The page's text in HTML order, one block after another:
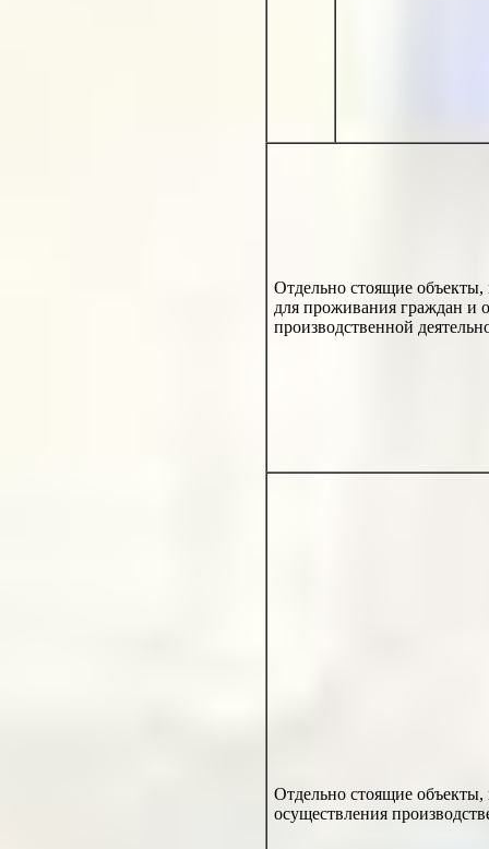
Отдельно стоящие объекты,
для проживания граждан и
производственной
Отдельно стоящие объекты,
осуществления